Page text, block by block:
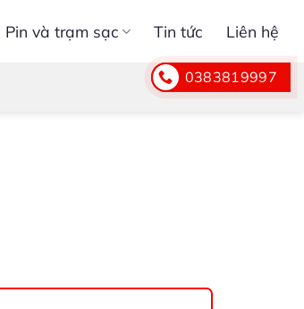
Pin và trạm sạc Tin tức Liên hệ
0383819997